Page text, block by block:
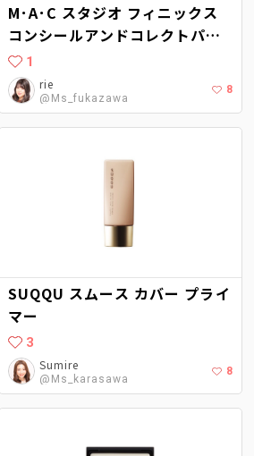
M･A･C スタジオ フィニックス
コンシールアンドコレクトパレ
ット
1
rie
@Ms_fukazawa
8
SUQQU スムース カバー プライ
マー
3
Sumire
@Ms_karasawa
8